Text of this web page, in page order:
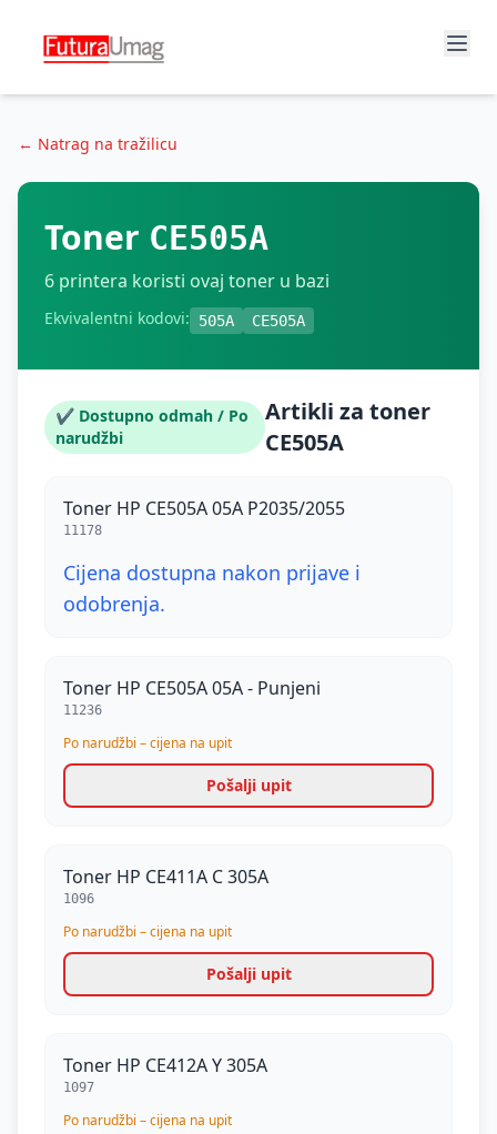
← Natrag na tražilicu
Toner CE505A
6 printera koristi ovaj toner u bazi
Ekvivalentni kodovi: 505A CE505A
✔ Dostupno odmah / Po
narudžbi
Artikli za toner
CE505A
Toner HP CE505A 05A P2035/2055
11178
Cijena dostupna nakon prijave i
odobrenja.
Toner HP CE505A 05A - Punjeni
11236
Po narudžbi – cijena na upit
Pošalji upit
Toner HP CE411A C 305A
1096
Po narudžbi – cijena na upit
Pošalji upit
Toner HP CE412A Y 305A
1097
Po narudžbi – cijena na upit